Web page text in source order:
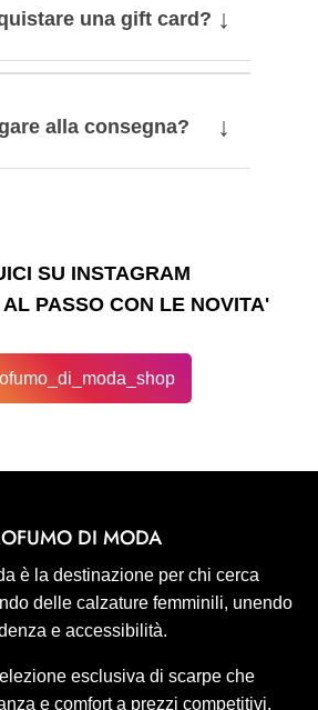
una gift card? ↓
alla consegna? ↓
SU INSTAGRAM
PASSO CON LE NOVITA'
DI MODA
è la destinazione per chi cerca
delle calzature femminili, unendo
e accessibilità.
esclusiva di scarpe che
e comfort a prezzi competitivi.